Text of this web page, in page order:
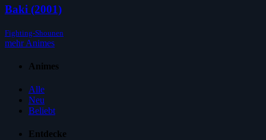
Baki (2001)
Fighting-Shounen
mehr Animes
Animes
Alle
Neu
Beliebt
Entdecke